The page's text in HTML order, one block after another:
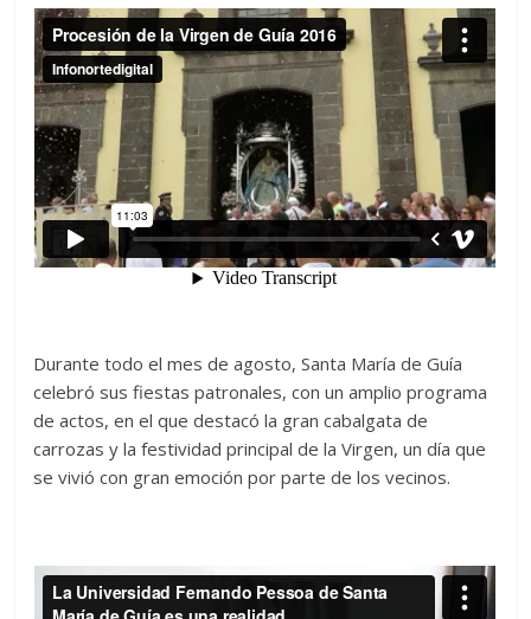
Durante todo el mes de agosto, Santa María de Guía
celebró sus fiestas patronales, con un amplio programa
de actos, en el que destacó la gran cabalgata de
carrozas y la festividad principal de la Virgen, un día que
se vivió con gran emoción por parte de los vecinos.